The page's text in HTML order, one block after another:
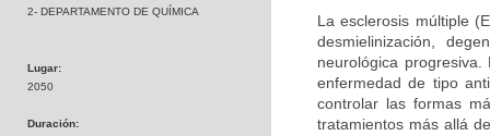
2- DEPARTAMENTO DE QUÍMICA
Lugar:
2050
Duración:
La esclerosis múltiple
desmielinización,
neurológica
enfermedad de tipo
controlar las formas
tratamientos más allá